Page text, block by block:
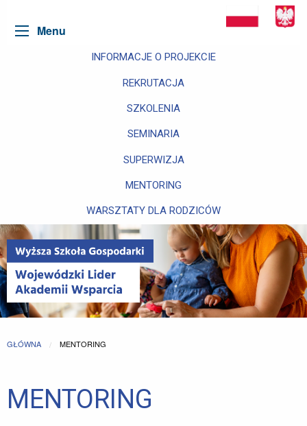
Menu
INFORMACJE O PROJEKCIE
REKRUTACJA
SZKOLENIA
SEMINARIA
SUPERWIZJA
MENTORING
WARSZTATY DLA RODZICÓW
GŁÓWNA CURRENT:
MENTORING
MENTORING